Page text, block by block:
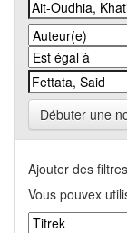
Débuter une
Ajouter des
Vous pouvex